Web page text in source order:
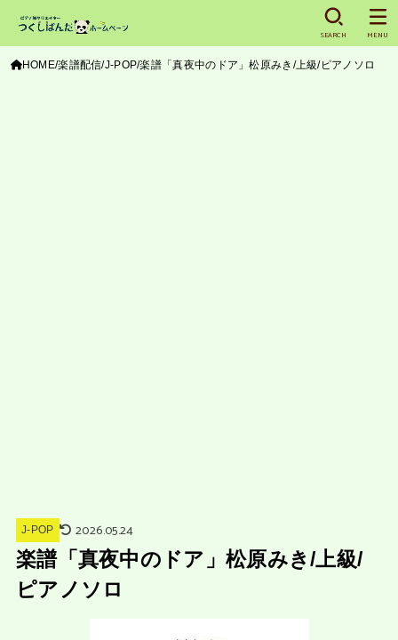
SEARCH MENU
HOME 楽譜配信 J-POP 楽譜「真夜中のドア」松原みき/上級/ピアノソロ
J-POP 2026.05.24
楽譜「真夜中のドア」松原みき/上級/
ピアノソロ